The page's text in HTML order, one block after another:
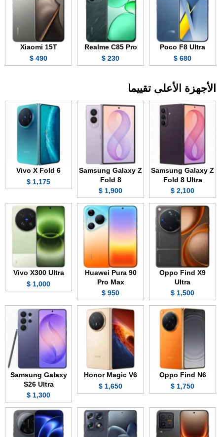
Poco F8 Ultra
680 $
Realme C85 Pro
230 $
Xiaomi 15T
490 $
الأجهزة الأعلى تقييما
Samsung Galaxy Z
Fold 8 Ultra
2,100 $
Samsung Galaxy Z
Fold 8
1,900 $
Vivo X Fold 6
1,175 $
Oppo Find X9
Ultra
1,500 $
Huawei Pura 90
Pro Max
950 $
Vivo X300 Ultra
1,000 $
Oppo Find N6
1,750 $
Honor Magic V6
1,650 $
Samsung Galaxy
S26 Ultra
1,300 $